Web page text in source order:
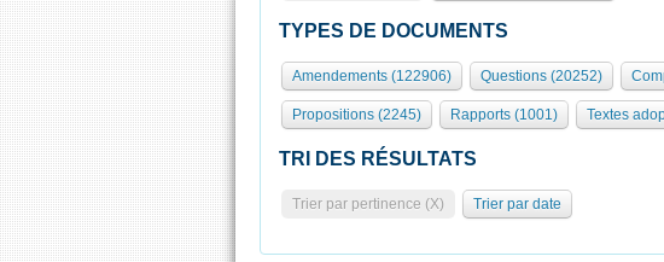
TYPES DE DOCUMENTS
Amendements (122906) Questions (20252)
Propositions (2245) Rapports (1001) Textes
TRI DES RÉSULTATS
Trier par pertinence (X) Trier par date